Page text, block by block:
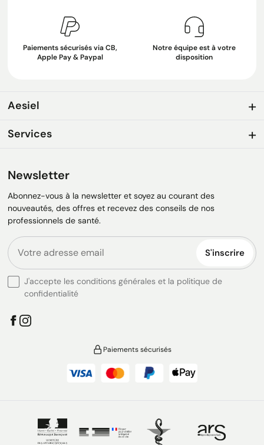
Paiements sécurisés via CB,
Apple Pay & Paypal
Notre équipe est à votre
disposition
Aesiel
Services
Newsletter
Abonnez-vous à la newsletter et soyez au courant des
nouveautés, des offres et recevez des conseils de nos
professionnels de santé.
S'inscrire
J'accepte les conditions générales et la politique de
confidentialité
Paiements sécurisés